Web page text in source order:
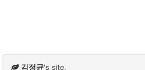
김정균's site.